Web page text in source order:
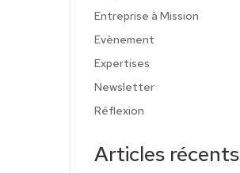
Entreprise à Mission
Evènement
Expertises
Newsletter
Réflexion
Articles récents